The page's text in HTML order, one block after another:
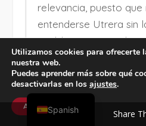
relevancia, puesto que
entenderse Utrera sin
pueblo gitano que ha
carácter y la manera
ciudad que no sería la
entenderse sin la
tal motivo, desde el
Utilizamos cookies para ofrecerte
nuestra web.
Puedes aprender más sobre qué
desactivarlas en los ajustes.
Aceptar
Share
Spanish
English